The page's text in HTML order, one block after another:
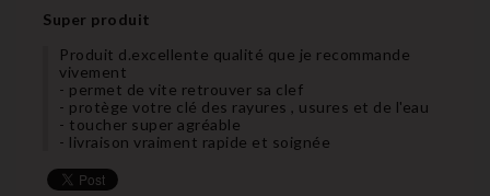
Super produit
Produit d.excellente qualité que je recommande
vivement
- permet de vite retrouver sa clef
- protège votre clé des rayures , usures et de l'eau
- toucher super agréable
- livraison vraiment rapide et soignée